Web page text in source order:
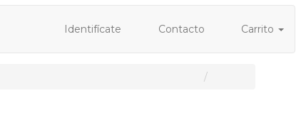
Identifícate Contacto Carrito